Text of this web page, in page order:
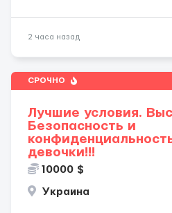
2 часа назад
СРОЧНО
Лучшие условия.
Безопасность и
девочки!!!
10000 $
Украина